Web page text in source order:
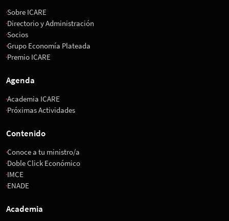
Sobre ICARE
Directorio y Administración
Socios
Grupo Economía Plateada
Premio ICARE
Agenda
Academia ICARE
Próximas Actividades
Contenido
Conoce a tu ministro/a
Doble Click Económico
IMCE
ENADE
Academia